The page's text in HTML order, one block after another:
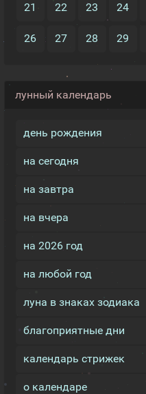
21 22 23 24
26 27 28 29
лунный календарь
день рождения
на сегодня
на завтра
на вчера
на 2026 год
на любой год
луна в знаках зодиака
благоприятные дни
календарь стрижек
о календаре